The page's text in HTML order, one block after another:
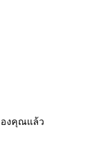
องคุณแล้ว